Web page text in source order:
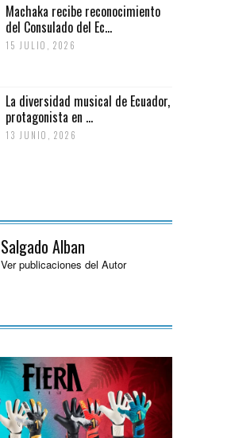
Machaka recibe reconocimiento
del Consulado del Ec...
15 JULIO, 2026
La diversidad musical de Ecuador,
protagonista en ...
13 JUNIO, 2026
Salgado Alban
Ver publicaciones del Autor